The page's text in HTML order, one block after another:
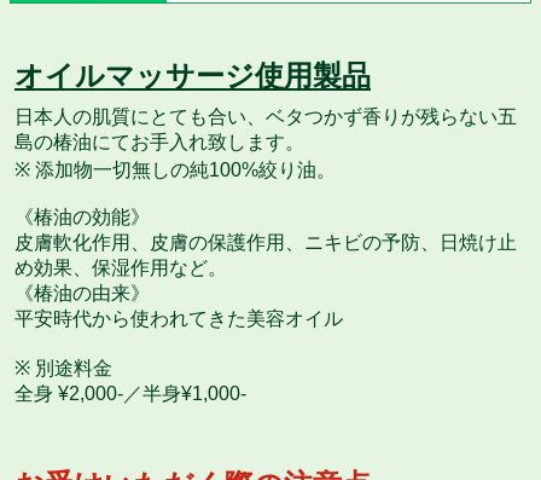
オイルマッサージ使用製品
日本人の肌質にとても合い、ベタつかず香りが残らない五
島の椿油にてお手入れ致します。
※ 添加物一切無しの純100%絞り油。
《椿油の効能》
皮膚軟化作用、皮膚の保護作用、ニキビの予防、日焼け止
め効果、保湿作用など。
《椿油の由来》
平安時代から使われてきた美容オイル
※ 別途料金
全身 ¥2,000-／半身¥1,000-